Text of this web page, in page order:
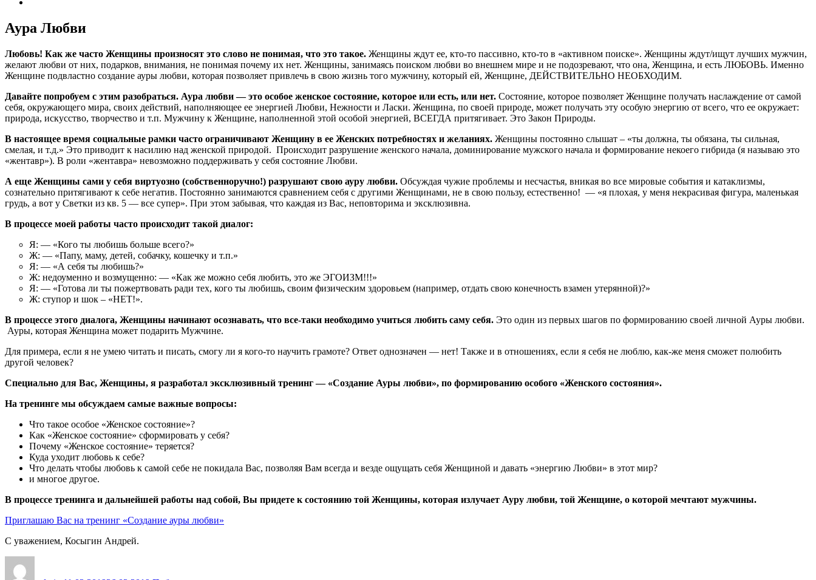
Аура Любви
Любовь! Как же часто Женщины произносят это слово не понимая, что это такое. Женщины ждут ее, кто-то пассивно, кто-то в «активном поиске». Женщины ждут/ищут лучших мужчин,
желают любви от них, подарков, внимания, не понимая почему их нет. Женщины, занимаясь поиском любви во внешнем мире и не подозревают, что она, Женщина, и есть ЛЮБОВЬ. Именно
Женщине подвластно создание ауры любви, которая позволяет привлечь в свою жизнь того мужчину, который ей, Женщине, ДЕЙСТВИТЕЛЬНО НЕОБХОДИМ.
Давайте попробуем с этим разобраться. Аура любви — это особое женское состояние, которое или есть, или нет. Состояние, которое позволяет Женщине получать наслаждение от самой
себя, окружающего мира, своих действий, наполняющее ее энергией Любви, Нежности и Ласки. Женщина, по своей природе, может получать эту особую энергию от всего, что ее окружает:
природа, искусство, творчество и т.п. Мужчину к Женщине, наполненной этой особой энергией, ВСЕГДА притягивает. Это Закон Природы.
В настоящее время социальные рамки часто ограничивают Женщину в ее Женских потребностях и желаниях. Женщины постоянно слышат – «ты должна, ты обязана, ты сильная,
смелая, и т.д.» Это приводит к насилию над женской природой. Происходит разрушение женского начала, доминирование мужского начала и формирование некоего гибрида (я называю это
«жентавр»). В роли «жентавра» невозможно поддерживать у себя состояние Любви.
А еще Женщины сами у себя виртуозно (собственноручно!) разрушают свою ауру любви. Обсуждая чужие проблемы и несчастья, вникая во все мировые события и катаклизмы,
сознательно притягивают к себе негатив. Постоянно занимаются сравнением себя с другими Женщинами, не в свою пользу, естественно! — «я плохая, у меня некрасивая фигура, маленькая
грудь, а вот у Светки из кв. 5 — все супер». При этом забывая, что каждая из Вас, неповторима и эксклюзивна.
В процессе моей работы часто происходит такой диалог:
Я: — «Кого ты любишь больше всего?»
Ж: — «Папу, маму, детей, собачку, кошечку и т.п.»
Я: — «А себя ты любишь?»
Ж: недоуменно и возмущенно: — «Как же можно себя любить, это же ЭГОИЗМ!!!»
Я: — «Готова ли ты пожертвовать ради тех, кого ты любишь, своим физическим здоровьем (например, отдать свою конечность взамен утерянной)?»
Ж: ступор и шок – «НЕТ!».
В процессе этого диалога, Женщины начинают осознавать, что все-таки необходимо учиться любить саму себя. Это один из первых шагов по формированию своей личной Ауры любви.
Ауры, которая Женщина может подарить Мужчине.
Для примера, если я не умею читать и писать, смогу ли я кого-то научить грамоте? Ответ однозначен — нет! Также и в отношениях, если я себя не люблю, как-же меня сможет полюбить
другой человек?
Специально для Вас, Женщины, я разработал эксклюзивный тренинг — «Создание Ауры любви», по формированию особого «Женского состояния».
На тренинге мы обсуждаем самые важные вопросы:
Что такое особое «Женское состояние»?
Как «Женское состояние» сформировать у себя?
Почему «Женское состояние» теряется?
Куда уходит любовь к себе?
Что делать чтобы любовь к самой себе не покидала Вас, позволяя Вам всегда и везде ощущать себя Женщиной и давать «энергию Любви» в этот мир?
и многое другое.
В процессе тренинга и дальнейшей работы над собой, Вы придете к состоянию той Женщины, которая излучает Ауру любви, той Женщине, о которой мечтают мужчины.
Приглашаю Вас на тренинг «Создание ауры любви»
С уважением, Косыгин Андрей.